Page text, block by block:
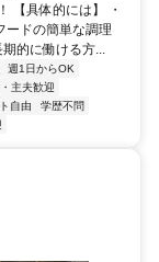
【具体的には】 ・
ードの簡単な調理
期的に働ける方...
週1日からOK
主夫歓迎
自由
学歴不問